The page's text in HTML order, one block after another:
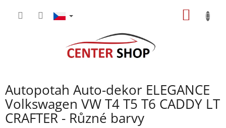
Autopotah Auto-dekor ELEGANCE
Volkswagen VW T4 T5 T6 CADDY LT
CRAFTER - Různé barvy